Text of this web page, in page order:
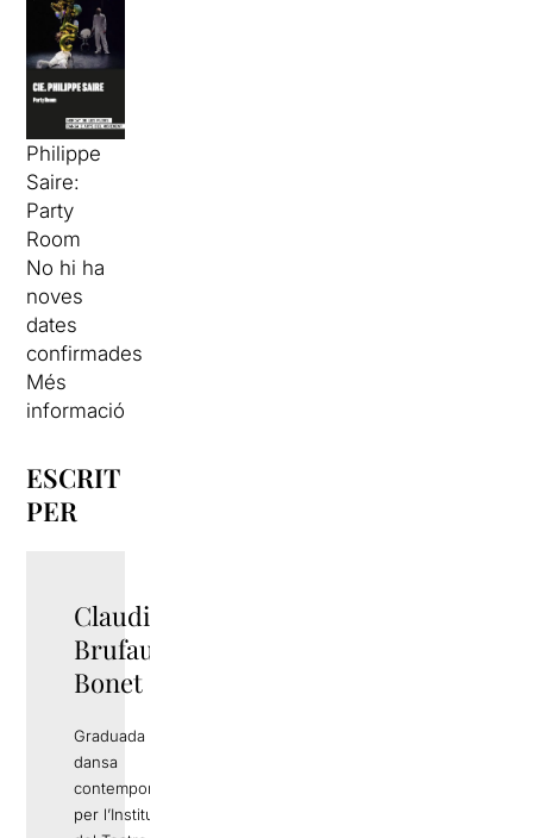
Philippe
Saire:
Party
Room
No hi ha
noves
dates
confirmades
Més
informació
ESCRIT
PER
Claudia
Brufau
Bonet
Graduada en
dansa
contemporània
per l’Institut